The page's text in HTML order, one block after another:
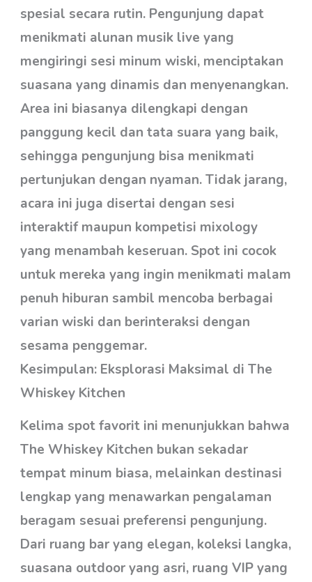
spesial secara rutin. Pengunjung dapat
menikmati alunan musik live yang
mengiringi sesi minum wiski, menciptakan
suasana yang dinamis dan menyenangkan.
Area ini biasanya dilengkapi dengan
panggung kecil dan tata suara yang baik,
sehingga pengunjung bisa menikmati
pertunjukan dengan nyaman. Tidak jarang,
acara ini juga disertai dengan sesi
interaktif maupun kompetisi mixology
yang menambah keseruan. Spot ini cocok
untuk mereka yang ingin menikmati malam
penuh hiburan sambil mencoba berbagai
varian wiski dan berinteraksi dengan
sesama penggemar.
Kesimpulan: Eksplorasi Maksimal di The
Whiskey Kitchen
Kelima spot favorit ini menunjukkan bahwa
The Whiskey Kitchen bukan sekadar
tempat minum biasa, melainkan destinasi
lengkap yang menawarkan pengalaman
beragam sesuai preferensi pengunjung.
Dari ruang bar yang elegan, koleksi langka,
suasana outdoor yang asri, ruang VIP yang